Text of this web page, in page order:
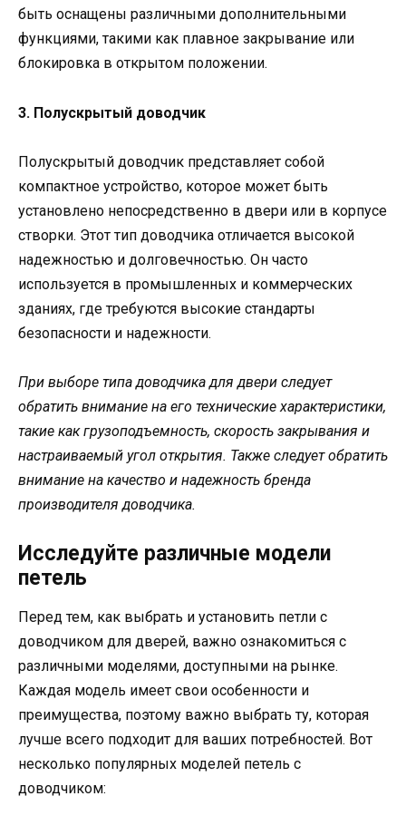
быть оснащены различными дополнительными
функциями, такими как плавное закрывание или
блокировка в открытом положении.
3. Полускрытый доводчик
Полускрытый доводчик представляет собой
компактное устройство, которое может быть
установлено непосредственно в двери или в корпусе
створки. Этот тип доводчика отличается высокой
надежностью и долговечностью. Он часто
используется в промышленных и коммерческих
зданиях, где требуются высокие стандарты
безопасности и надежности.
При выборе типа доводчика для двери следует
обратить внимание на его технические характеристики,
такие как грузоподъемность, скорость закрывания и
настраиваемый угол открытия. Также следует обратить
внимание на качество и надежность бренда
производителя доводчика.
Исследуйте различные модели
петель
Перед тем, как выбрать и установить петли с
доводчиком для дверей, важно ознакомиться с
различными моделями, доступными на рынке.
Каждая модель имеет свои особенности и
преимущества, поэтому важно выбрать ту, которая
лучше всего подходит для ваших потребностей. Вот
несколько популярных моделей петель с
доводчиком: